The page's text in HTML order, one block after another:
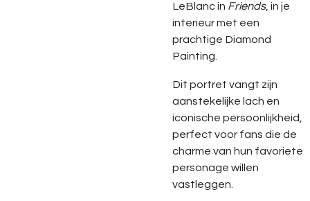
LeBlanc in Friends, in je
interieur met een
prachtige Diamond
Painting.
Dit portret vangt zijn
aanstekelijke lach en
iconische persoonlijkheid,
perfect voor fans die de
charme van hun favoriete
personage willen
vastleggen.